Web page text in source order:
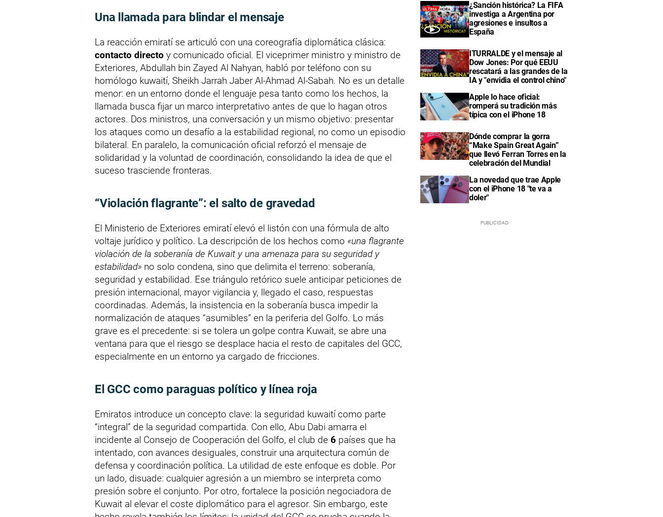
Una llamada para blindar el mensaje
La reacción emiratí se articuló con una coreografía diplomática clásica:
contacto directo y comunicado oficial. El viceprimer ministro y ministro de
Exteriores, Abdullah bin Zayed Al Nahyan, habló por teléfono con su
homólogo kuwaití, Sheikh Jarrah Jaber Al-Ahmad Al-Sabah. No es un detalle
menor: en un entorno donde el lenguaje pesa tanto como los hechos, la
llamada busca fijar un marco interpretativo antes de que lo hagan otros
actores. Dos ministros, una conversación y un mismo objetivo: presentar
los ataques como un desafío a la estabilidad regional, no como un episodio
bilateral. En paralelo, la comunicación oficial reforzó el mensaje de
solidaridad y la voluntad de coordinación, consolidando la idea de que el
suceso trasciende fronteras.
“Violación flagrante”: el salto de gravedad
El Ministerio de Exteriores emiratí elevó el listón con una fórmula de alto
voltaje jurídico y político. La descripción de los hechos como «una flagrante
violación de la soberanía de Kuwait y una amenaza para su seguridad y
estabilidad» no solo condena, sino que delimita el terreno: soberanía,
seguridad y estabilidad. Ese triángulo retórico suele anticipar peticiones de
presión internacional, mayor vigilancia y, llegado el caso, respuestas
coordinadas. Además, la insistencia en la soberanía busca impedir la
normalización de ataques “asumibles” en la periferia del Golfo. Lo más
grave es el precedente: si se tolera un golpe contra Kuwait, se abre una
ventana para que el riesgo se desplace hacia el resto de capitales del GCC,
especialmente en un entorno ya cargado de fricciones.
El GCC como paraguas político y línea roja
Emiratos introduce un concepto clave: la seguridad kuwaití como parte
“integral” de la seguridad compartida. Con ello, Abu Dabi amarra el
incidente al Consejo de Cooperación del Golfo, el club de 6 países que ha
intentado, con avances desiguales, construir una arquitectura común de
defensa y coordinación política. La utilidad de este enfoque es doble. Por
un lado, disuade: cualquier agresión a un miembro se interpreta como
presión sobre el conjunto. Por otro, fortalece la posición negociadora de
Kuwait al elevar el coste diplomático para el agresor. Sin embargo, este
¿Sanción histórica? La FIFA
investiga a Argentina por
agresiones e insultos a
España
ITURRALDE y el mensaje al
Dow Jones: Por qué EEUU
rescatará a las grandes de la
IA y "envidia el control chino"
Apple lo hace oficial:
romperá su tradición más
típica con el iPhone 18
Dónde comprar la gorra
“Make Spain Great Again”
que llevó Ferran Torres en la
celebración del Mundial
La novedad que trae Apple
con el iPhone 18 "te va a
doler"